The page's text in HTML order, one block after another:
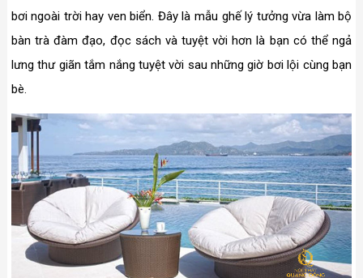
bơi ngoài trời hay ven biển. Đây là mẫu ghế lý tưởng vừa làm bộ
bàn trà đàm đạo, đọc sách và tuyệt vời hơn là bạn có thể ngả
lưng thư giãn tắm nắng tuyệt vời sau những giờ bơi lội cùng bạn
bè.